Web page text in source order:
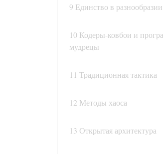
9 Единство в разнообразии
10 Кодеры-ковбои и
мудрецы
11 Традиционная тактика
12 Методы хаоса
13 Открытая архитектура